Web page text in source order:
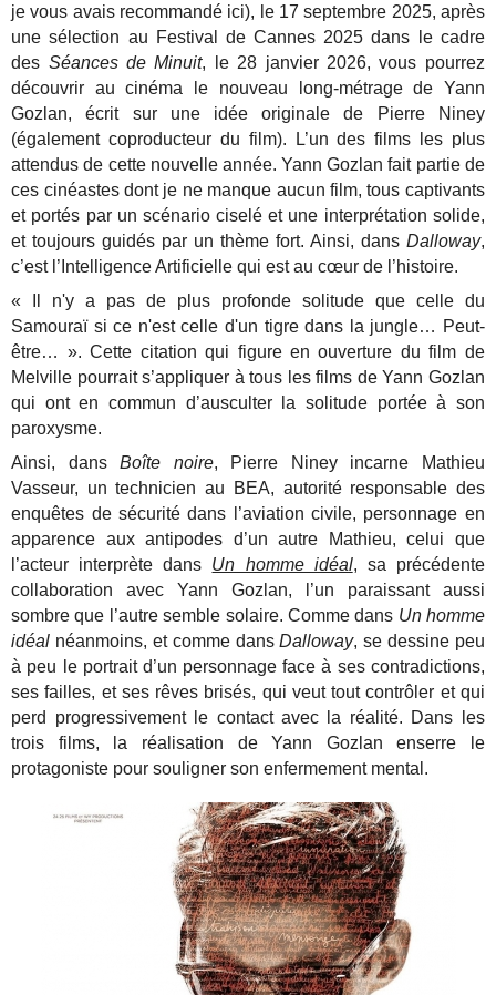
je vous avais recommandé ici), le 17 septembre 2025, après
une sélection au Festival de Cannes 2025 dans le cadre
des Séances de Minuit, le 28 janvier 2026, vous pourrez
découvrir au cinéma le nouveau long-métrage de Yann
Gozlan, écrit sur une idée originale de Pierre Niney
(également coproducteur du film). L’un des films les plus
attendus de cette nouvelle année. Yann Gozlan fait partie de
ces cinéastes dont je ne manque aucun film, tous captivants
et portés par un scénario ciselé et une interprétation solide,
et toujours guidés par un thème fort. Ainsi, dans Dalloway,
c’est l’Intelligence Artificielle qui est au cœur de l’histoire.
« Il n'y a pas de plus profonde solitude que celle du
Samouraï si ce n'est celle d'un tigre dans la jungle… Peut-
être… ». Cette citation qui figure en ouverture du film de
Melville pourrait s’appliquer à tous les films de Yann Gozlan
qui ont en commun d’ausculter la solitude portée à son
paroxysme.
Ainsi, dansBoîte noire, Pierre Niney incarne Mathieu
Vasseur, un technicien au BEA, autorité responsable des
enquêtes de sécurité dans l’aviation civile, personnage en
apparence aux antipodes d’un autre Mathieu, celui que
l’acteur interprète dans Un homme idéal, sa précédente
collaboration avec Yann Gozlan, l’un paraissant aussi
sombre que l’autre semble solaire. Comme dans Un homme
idéal néanmoins, et comme dansDalloway, se dessine peu
à peu le portrait d’un personnage face à ses contradictions,
ses failles, et ses rêves brisés, qui veut tout contrôler et qui
perd progressivement le contact avec la réalité. Dans les
trois films, la réalisation de Yann Gozlan enserre le
protagoniste pour souligner son enfermement mental.